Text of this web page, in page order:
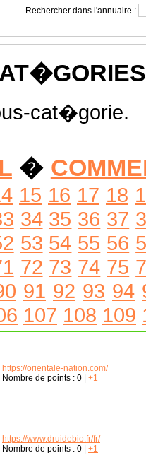
Rechercher dans l'annuaire :
cat�gorie.
�
15 16 17 18
34 35 36 37
53 54 55 56
72 73 74 75
91 92 93 94
107 108 109
https://orientale-nation.com/
Nombre de points : 0 +1
https://www.druidebio.fr/fr/
Nombre de points : 0 +1